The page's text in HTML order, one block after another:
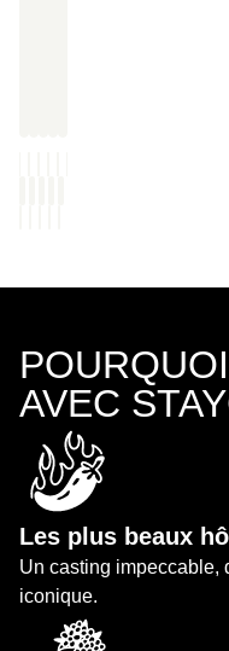
AVEC
Les plus beaux
Un casting impeccable,
iconique.